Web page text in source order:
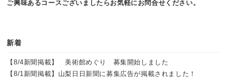
ご興味あるコースございましたらお気軽にお問合せください。
新着
【8/4新聞掲載】 美術館めぐり 募集開始しました
【8/1新聞掲載】山梨日日新聞に募集広告が掲載されました！